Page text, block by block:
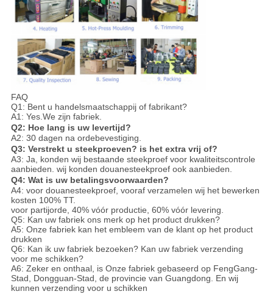
FAQ
Q1: Bent u handelsmaatschappij of fabrikant?
A1: Yes.We zijn fabriek.
Q2: Hoe lang is uw levertijd?
A2: 30 dagen na ordebevestiging.
Q3: Verstrekt u steekproeven? is het extra vrij of?
A3: Ja, konden wij bestaande steekproef voor kwaliteitscontrole
aanbieden. wij konden douanesteekproef ook aanbieden.
Q4: Wat is uw betalingsvoorwaarden?
A4: voor douanesteekproef, vooraf verzamelen wij het bewerken
kosten 100% TT.
voor partijorde, 40% vóór productie, 60% vóór levering.
Q5: Kan uw fabriek ons merk op het product drukken?
A5: Onze fabriek kan het embleem van de klant op het product
drukken
Q6: Kan ik uw fabriek bezoeken? Kan uw fabriek verzending
voor me schikken?
A6: Zeker en onthaal, is Onze fabriek gebaseerd op FengGang-
Stad, Dongguan-Stad, de provincie van Guangdong. En wij
kunnen verzending voor u schikken